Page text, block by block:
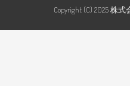
Copyright (C) 2025 株式